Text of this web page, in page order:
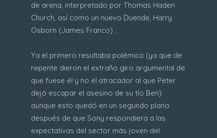
de arena, interpretado por Thomas Haden
Church, así como un nuevo Duende, Harry
Osborn (James Franco) .
Ya el primero resultaba polémico (ya que de
repente dieron el extraño giro argumental de
que fuese él y no el atracador al que Peter
dejó escapar el asesino de su tío Ben)
aunque esto quedó en un segundo plano
después de que Sony respondiera a las
expectativas del sector más joven del